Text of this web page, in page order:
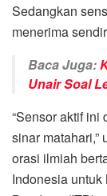
Sedangkan
menerima
Baca Juga:
Unair Soal
“Sensor aktif ini
sinar matahari,”
orasi ilmiah
Indonesia untuk